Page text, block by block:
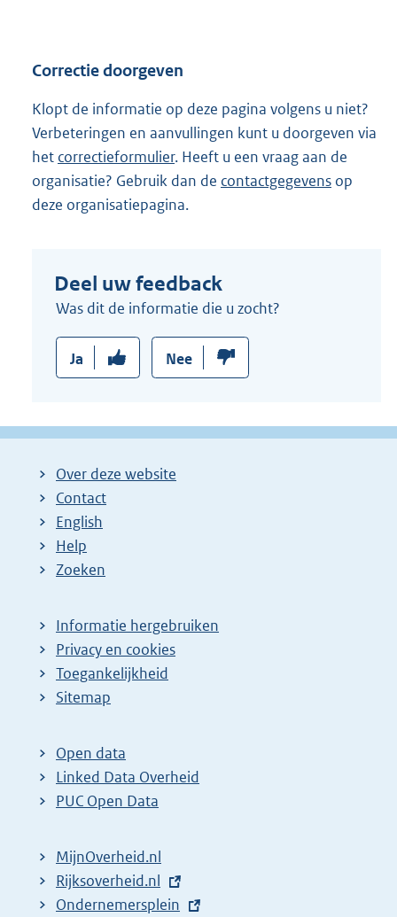
k
:
Correctie doorgeven
Klopt de informatie op deze pagina volgens u niet?
Verbeteringen en aanvullingen kunt u doorgeven via
het correctieformulier. Heeft u een vraag aan de
organisatie? Gebruik dan de contactgegevens op
deze organisatiepagina.
Deel uw feedback
Was dit de informatie die u zocht?
Ja Nee
Over deze website
Contact
English
Help
Zoeken
Informatie hergebruiken
Privacy en cookies
Toegankelijkheid
Sitemap
Open data
Linked Data Overheid
PUC Open Data
MijnOverheid.nl
E
x
Rijksoverheid.nl
E
Ondernemersplein